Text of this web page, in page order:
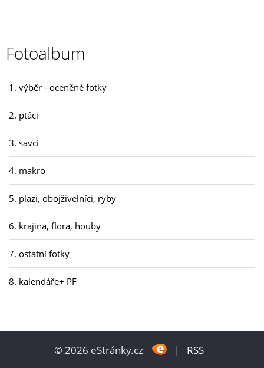
Fotoalbum
1. výběr - oceněné fotky
2. ptáci
3. savci
4. makro
5. plazi, obojživelníci, ryby
6. krajina, flora, houby
7. ostatní fotky
8. kalendáře+ PF
© 2026 eStránky.cz | RSS